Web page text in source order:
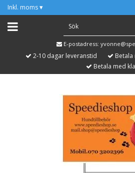
Inkl. moms ▾
E-postadress:
2-10 dagar leveranstid
Betala
Betala med